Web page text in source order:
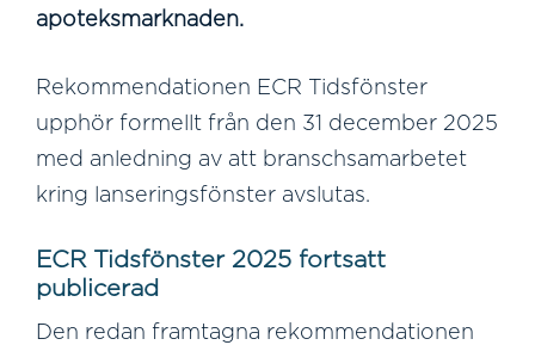
apoteksmarknaden.
Rekommendationen ECR Tidsfönster
upphör formellt från den 31 december 2025
med anledning av att branschsamarbetet
kring lanseringsfönster avslutas.
ECR Tidsfönster 2025 fortsatt
publicerad
Den redan framtagna rekommendationen